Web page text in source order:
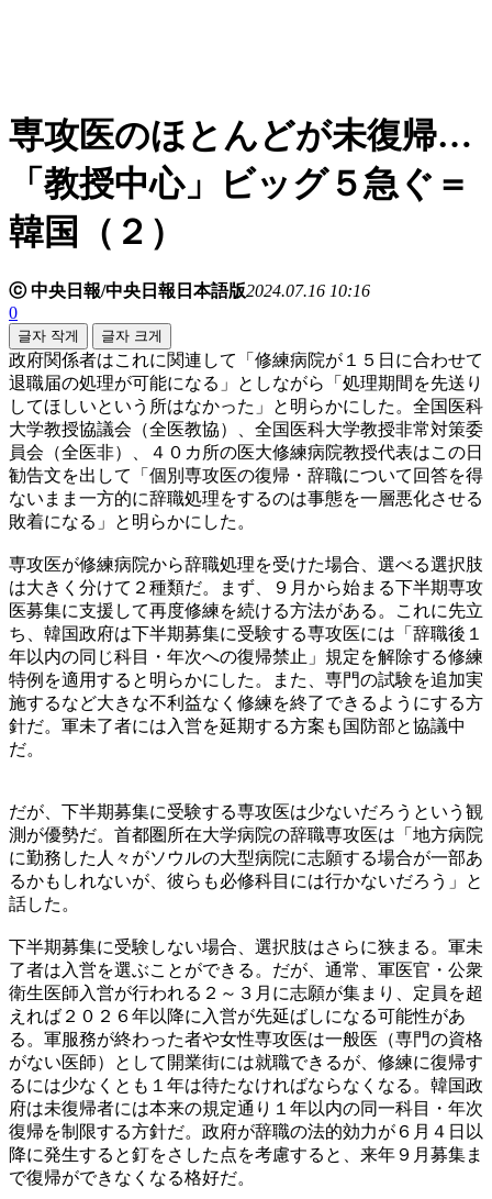
専攻医のほとんどが未復帰…
「教授中心」ビッグ５急ぐ＝
韓国（２）
ⓒ 中央日報/中央日報日本語版2024.07.16 10:16
0
글자 작게 글자 크게
政府関係者はこれに関連して「修練病院が１５日に合わせて
退職届の処理が可能になる」としながら「処理期間を先送り
してほしいという所はなかった」と明らかにした。全国医科
大学教授協議会（全医教協）、全国医科大学教授非常対策委
員会（全医非）、４０カ所の医大修練病院教授代表はこの日
勧告文を出して「個別専攻医の復帰・辞職について回答を得
ないまま一方的に辞職処理をするのは事態を一層悪化させる
敗着になる」と明らかにした。
専攻医が修練病院から辞職処理を受けた場合、選べる選択肢
は大きく分けて２種類だ。まず、９月から始まる下半期専攻
医募集に支援して再度修練を続ける方法がある。これに先立
ち、韓国政府は下半期募集に受験する専攻医には「辞職後１
年以内の同じ科目・年次への復帰禁止」規定を解除する修練
特例を適用すると明らかにした。また、専門の試験を追加実
施するなど大きな不利益なく修練を終了できるようにする方
針だ。軍未了者には入営を延期する方案も国防部と協議中
だ。
だが、下半期募集に受験する専攻医は少ないだろうという観
測が優勢だ。首都圏所在大学病院の辞職専攻医は「地方病院
に勤務した人々がソウルの大型病院に志願する場合が一部あ
るかもしれないが、彼らも必修科目には行かないだろう」と
話した。
下半期募集に受験しない場合、選択肢はさらに狭まる。軍未
了者は入営を選ぶことができる。だが、通常、軍医官・公衆
衛生医師入営が行われる２～３月に志願が集まり、定員を超
えれば２０２６年以降に入営が先延ばしになる可能性があ
る。軍服務が終わった者や女性専攻医は一般医（専門の資格
がない医師）として開業街には就職できるが、修練に復帰す
るには少なくとも１年は待たなければならなくなる。韓国政
府は未復帰者には本来の規定通り１年以内の同一科目・年次
復帰を制限する方針だ。政府が辞職の法的効力が６月４日以
降に発生すると釘をさした点を考慮すると、来年９月募集ま
で復帰ができなくなる格好だ。